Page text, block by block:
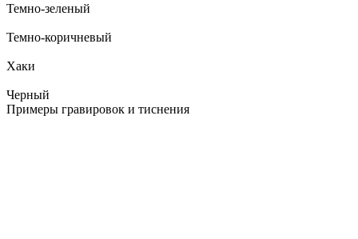
Темно-зеленый
Темно-коричневый
Хаки
Черный
Примеры гравировок и тиснения